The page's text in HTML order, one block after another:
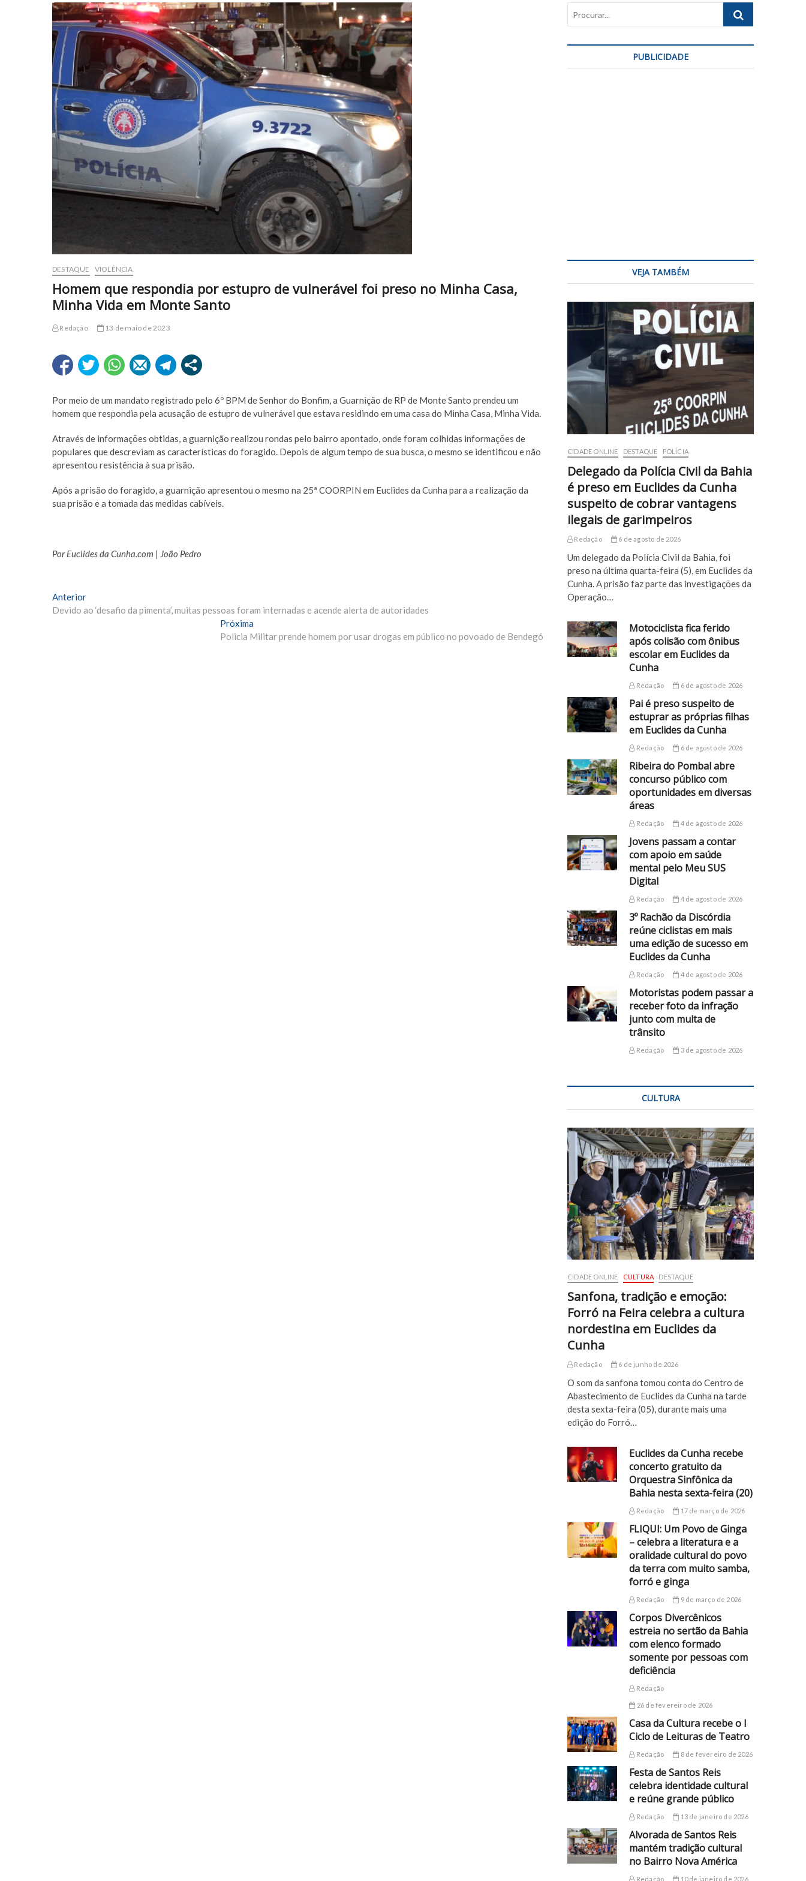
DESTAQUE VIOLÊNCIA
Homem que respondia por estupro de vulnerável foi preso no Minha Casa,
Minha Vida em Monte Santo
Redação 13 de maio de 2023
Por meio de um mandato registrado pelo 6º BPM de Senhor do Bonfim, a Guarnição de RP de Monte Santo prendeu um
homem que respondia pela acusação de estupro de vulnerável que estava residindo em uma casa do Minha Casa, Minha Vida.
Através de informações obtidas, a guarnição realizou rondas pelo bairro apontado, onde foram colhidas informações de
populares que descreviam as características do foragido. Depois de algum tempo de sua busca, o mesmo se identificou e não
apresentou resistência à sua prisão.
Após a prisão do foragido, a guarnição apresentou o mesmo na 25ª COORPIN em Euclides da Cunha para a realização da
sua prisão e a tomada das medidas cabíveis.
Por Euclides da Cunha.com | João Pedro
Navegação
de
AnteriorMatéria
Anterior:
Devido ao ‘desafio da pimenta’, muitas pessoas foram internadas e acende alerta de autoridades
Próxima
Materia:
Policia Militar prende homem por usar drogas em público no povoado de Bendegó
Procurar...
PUBLICIDADE
VEJA TAMBÉM
CIDADE ONLINE DESTAQUE POLÍCIA
Delegado da Polícia Civil da Bahia
é preso em Euclides da Cunha
suspeito de cobrar vantagens
ilegais de garimpeiros
Redação 6 de agosto de 2026
Um delegado da Polícia Civil da Bahia, foi
preso na última quarta-feira (5), em Euclides da
Cunha. A prisão faz parte das investigações da
Operação…
Motociclista fica ferido
após colisão com ônibus
escolar em Euclides da
Cunha
Redação 6 de agosto de 2026
Pai é preso suspeito de
estuprar as próprias filhas
em Euclides da Cunha
Redação 6 de agosto de 2026
Ribeira do Pombal abre
concurso público com
oportunidades em diversas
áreas
Redação 4 de agosto de 2026
Jovens passam a contar
com apoio em saúde
mental pelo Meu SUS
Digital
Redação 4 de agosto de 2026
3º Rachão da Discórdia
reúne ciclistas em mais
uma edição de sucesso em
Euclides da Cunha
Redação 4 de agosto de 2026
Motoristas podem passar a
receber foto da infração
junto com multa de
trânsito
Redação 3 de agosto de 2026
CULTURA
CIDADE ONLINE CULTURA DESTAQUE
Sanfona, tradição e emoção:
Forró na Feira celebra a cultura
nordestina em Euclides da
Cunha
Redação 6 de junho de 2026
O som da sanfona tomou conta do Centro de
Abastecimento de Euclides da Cunha na tarde
desta sexta-feira (05), durante mais uma
edição do Forró…
Euclides da Cunha recebe
concerto gratuito da
Orquestra Sinfônica da
Bahia nesta sexta-feira (20)
Redação 17 de março de 2026
FLIQUI: Um Povo de Ginga
– celebra a literatura e a
oralidade cultural do povo
da terra com muito samba,
forró e ginga
Redação 9 de março de 2026
Corpos Divercênicos
estreia no sertão da Bahia
com elenco formado
somente por pessoas com
deficiência
Redação
26 de fevereiro de 2026
Casa da Cultura recebe o I
Ciclo de Leituras de Teatro
Redação 8 de fevereiro de 2026
Festa de Santos Reis
celebra identidade cultural
e reúne grande público
Redação 13 de janeiro de 2026
Alvorada de Santos Reis
mantém tradição cultural
no Bairro Nova América
Redação 10 de janeiro de 2026